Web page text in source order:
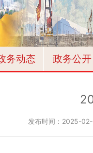
务动态 政务公开
发布时间： 2025-